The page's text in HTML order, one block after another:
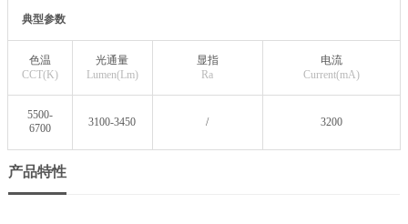
典型参数
色温
CCT(K)
光通量
Lumen(Lm)
显指
Ra
电流
Current(mA)
5500-
6700
3100-3450 / 3200
产品特性